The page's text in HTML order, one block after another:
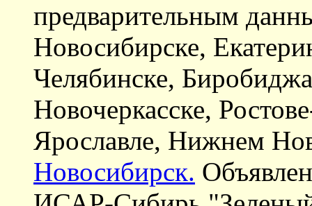
предварительным
Новосибирске,
Челябинске,
Новочеркасске,
Ярославле, Нижнем
Новосибирск.